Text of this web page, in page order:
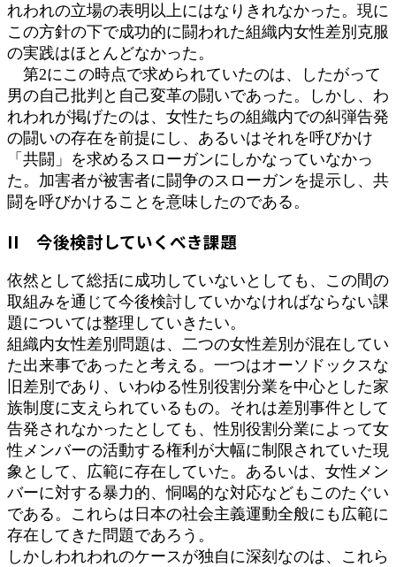
れわれの立場の表明以上にはなりきれなかった。現に
この方針の下で成功的に闘われた組織内女性差別克服
の実践はほとんどなかった。
第2にこの時点で求められていたのは、したがって
男の自己批判と自己変革の闘いであった。しかし、わ
れわれが掲げたのは、女性たちの組織内での糾弾告発
の闘いの存在を前提にし、あるいはそれを呼びかけ
「共闘」を求めるスローガンにしかなっていなかっ
た。加害者が被害者に闘争のスローガンを提示し、共
闘を呼びかけることを意味したのである。
II 今後検討していくべき課題
依然として総括に成功していないとしても、この間の
取組みを通じて今後検討していかなければならない課
題については整理していきたい。
組織内女性差別問題は、二つの女性差別が混在してい
た出来事であったと考える。一つはオーソドックスな
旧差別であり、いわゆる性別役割分業を中心とした家
族制度に支えられているもの。それは差別事件として
告発されなかったとしても、性別役割分業によって女
性メンバーの活動する権利が大幅に制限されていた現
象として、広範に存在していた。あるいは、女性メン
バーに対する暴力的、恫喝的な対応などもこのたぐい
である。これらは日本の社会主義運動全般にも広範に
存在してきた問題であろう。
しかしわれわれのケースが独自に深刻なのは、これら